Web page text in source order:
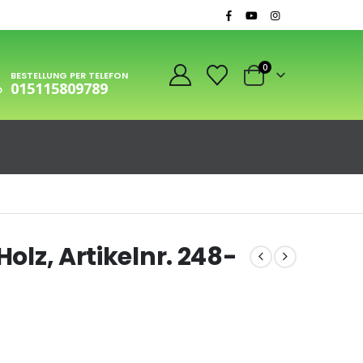
BESTELLUNG PER TELEFON
015115809789
0
Artikelnr. 248-